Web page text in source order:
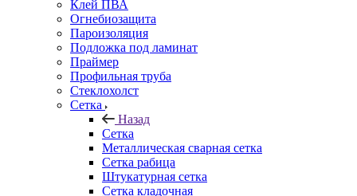
Клей ПВА
Огнебиозащита
Пароизоляция
Подложка под ламинат
Праймер
Профильная труба
Стеклохолст
Сетка
Назад
Сетка
Металлическая сварная сетка
Сетка рабица
Штукатурная сетка
Сетка кладочная